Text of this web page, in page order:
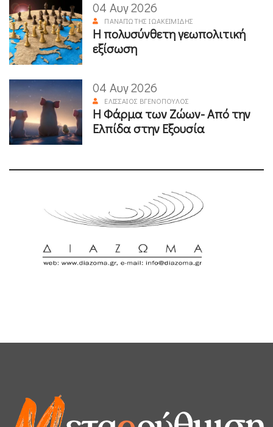
04 Αυγ 2026
ΠΑΝΑΓΙΏΤΗΣ ΙΩΑΚΕΙΜΊΔΗΣ
Η πολυσύνθετη γεωπολιτική
εξίσωση
04 Αυγ 2026
ΕΛΙΣΣΑΊΟΣ ΒΓΕΝΌΠΟΥΛΟΣ
Η Φάρμα των Ζώων- Από την
Ελπίδα στην Εξουσία